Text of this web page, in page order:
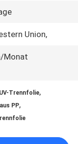
Union,
Monat
Trennfolie,
PP,